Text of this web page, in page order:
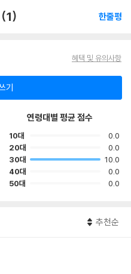
(1) 한줄평
혜택 및 유의사항
기
연령대별 평균 점수
10대
0.0
20대
0.0
30대
10.0
40대
0.0
50대
0.0
추천순